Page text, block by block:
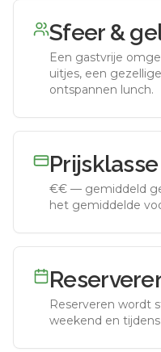
Sfeer &
Een gastvrije
uitjes, een
ontspannen lunch.
Prijsklasse
€€ — gemiddeld
het gemiddelde
Reserveren wordt
weekend en